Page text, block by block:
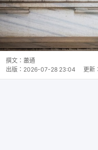
撰文： 蕭通
出版： 2026-07-28 23:04 更新：